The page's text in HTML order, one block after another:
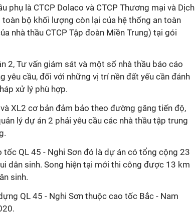
phụ là CTCP Dolaco và CTCP Thương mại và Dịch
bộ khối lượng còn lại của hệ thống an toàn
nhà thầu CTCP Tập đoàn Miền Trung) tại gói
2, Tư vấn giám sát và một số nhà thầu báo cáo
yêu cầu, đối với những vị trí nền đất yếu cần đánh
xử lý phù hợp.
XL2 cơ bản đảm bảo theo đường găng tiến độ,
lý dự án 2 phải yêu cầu các nhà thầu tập trung
tốc QL 45 - Nghi Sơn đó là dự án có tổng cộng 23
dân sinh. Song hiện tại mới thi công được 13 km
sinh.
QL 45 - Nghi Sơn thuộc cao tốc Bắc - Nam